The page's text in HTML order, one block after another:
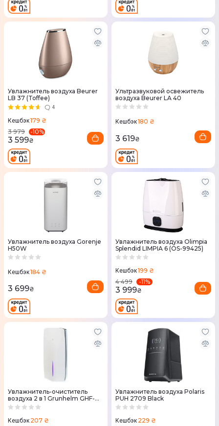
Увлажнитель воздуха Beurer
LB 37 (Toffee)
4
Кешбэк179 ₴
3 979
-10%
3 599₴
Ультразвуковой освежитель
воздуха Beurer LA 40
Кешбэк180 ₴
3 619₴
Увлажнитель воздуха Gorenje
H50W
Кешбэк184 ₴
3 699₴
Увлажнитель воздуха Olimpia
Splendid LIMPIA 6 (OS-99425)
Кешбэк199 ₴
4 499
-11%
3 999₴
Увлажнитель-очиститель
воздуха 2 в 1 Grunhelm GHF-
460MP
Кешбэк 207 ₴
Увлажнитель воздуха Polaris
PUH 2709 Black
Кешбэк 229 ₴